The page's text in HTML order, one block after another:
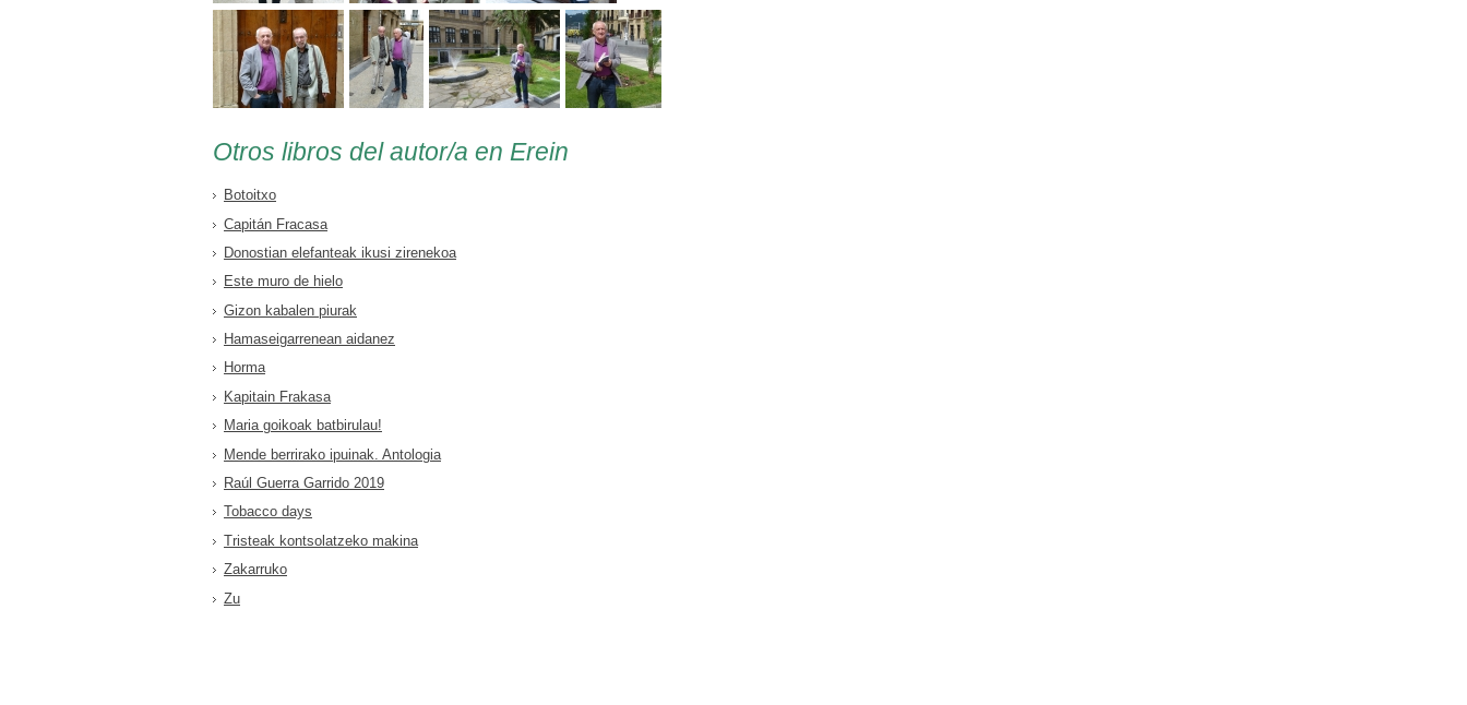
Otros libros del autor/a en Erein
Botoitxo
Capitán Fracasa
Donostian elefanteak ikusi zirenekoa
Este muro de hielo
Gizon kabalen piurak
Hamaseigarrenean aidanez
Horma
Kapitain Frakasa
Maria goikoak batbirulau!
Mende berrirako ipuinak. Antologia
Raúl Guerra Garrido 2019
Tobacco days
Tristeak kontsolatzeko makina
Zakarruko
Zu